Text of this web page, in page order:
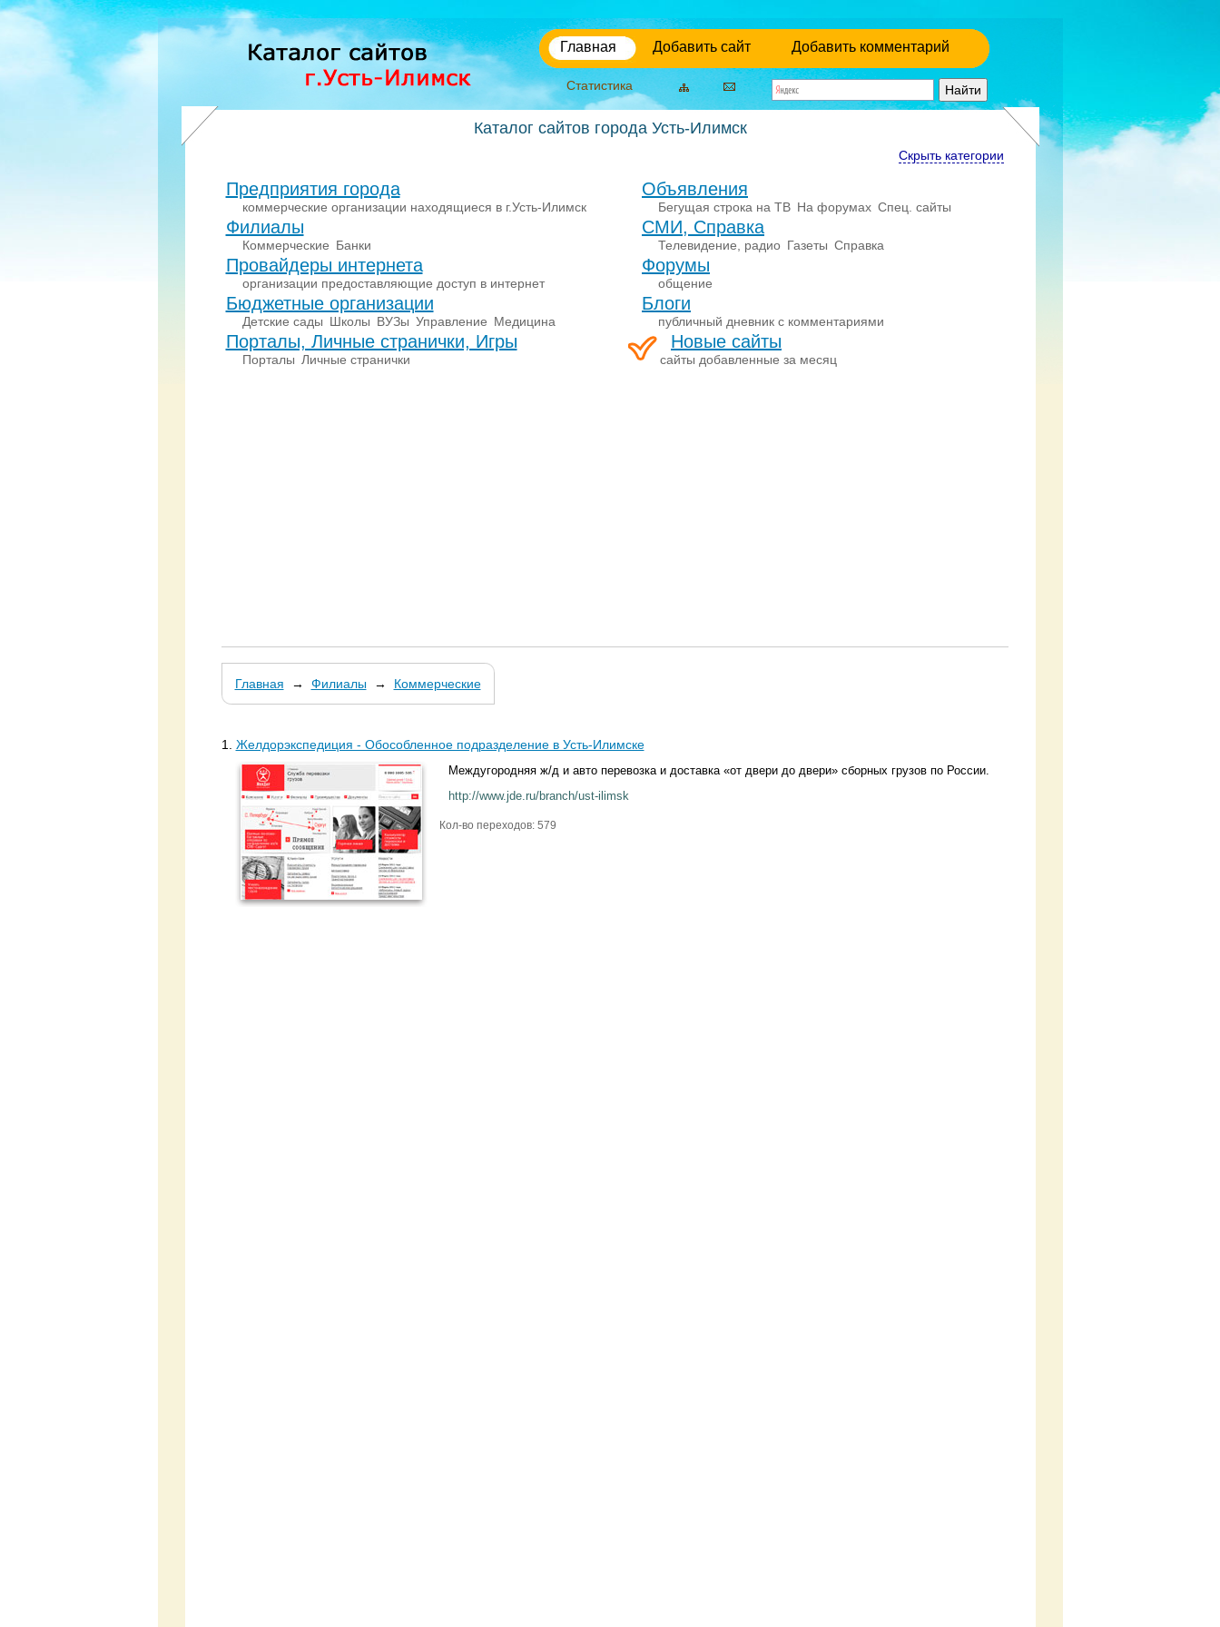
Главная Добавить сайт Добавить комментарий
Статистика
Каталог сайтов города Усть-Илимск
Скрыть категории
Предприятия города
коммерческие организации находящиеся в г.Усть-Илимск
Филиалы
Коммерческие Банки
Провайдеры интернета
организации предоставляющие доступ в интернет
Бюджетные организации
Детские сады Школы ВУЗы Управление Медицина
Порталы, Личные странички, Игры
Порталы Личные странички
Объявления
Бегущая строка на ТВ На форумах Спец. сайты
СМИ, Справка
Телевидение, радио Газеты Справка
Форумы
общение
Блоги
публичный дневник с комментариями
Новые сайты
сайты добавленные за месяц
Главная → Филиалы→ Коммерческие
1. Желдорэкспедиция - Обособленное подразделение в Усть-Илимске
Междугородняя ж/д и авто перевозка и доставка «от двери до двери» сборных грузов по России.
http://www.jde.ru/branch/ust-ilimsk
Кол-во переходов: 579